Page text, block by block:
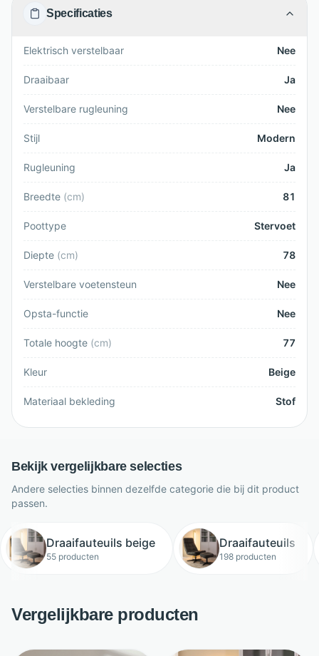
Specificaties
Elektrisch verstelbaar Nee
Draaibaar Ja
Verstelbare rugleuning Nee
Stijl Modern
Rugleuning Ja
Breedte (cm) 81
Poottype Stervoet
Diepte (cm) 78
Verstelbare voetensteun Nee
Opsta-functie Nee
Totale hoogte (cm) 77
Kleur Beige
Materiaal bekleding Stof
Bekijk vergelijkbare selecties
Andere selecties binnen dezelfde categorie die bij dit product
passen.
Draaifauteuils beige
55 producten
Draaifauteuils
198 producten
Vergelijkbare producten